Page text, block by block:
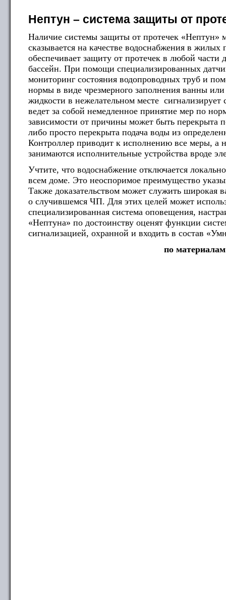
Нептун – система защиты от
Наличие системы защиты от протечек «Нептун»
сказывается на качестве водоснабжения в
обеспечивает защиту от протечек в любой части
бассейн. При помощи специализированных
мониторинг состояния водопроводных труб и
нормы в виде чрезмерного заполнения ванны
жидкости в нежелательном месте
ведет за собой немедленное принятие мер по
зависимости от причины может быть перекрыта
либо просто перекрыта подача воды из
Контроллер приводит к исполнению все меры, а
занимаются исполнительные устройства вроде
Учтите, что водоснабжение отключается
всем доме. Это неоспоримое преимущество
Также доказательством может служить широкая
о случившемся ЧП. Для этих целей может
специализированная система оповещения,
«Нептуна» по достоинству оценят функции
сигнализацией, охранной и входить в состав
по